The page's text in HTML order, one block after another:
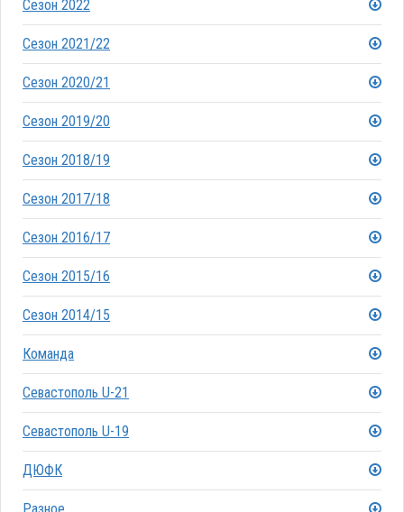
Сезон 2022
Сезон 2021/22
Сезон 2020/21
Сезон 2019/20
Сезон 2018/19
Сезон 2017/18
Сезон 2016/17
Сезон 2015/16
Сезон 2014/15
Команда
Севастополь U-21
Севастополь U-19
ДЮФК